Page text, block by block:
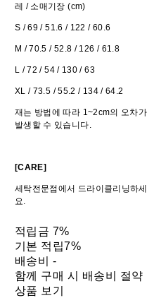
레 / 소매기장 (cm)
S / 69 / 51.6 / 122 / 60.6
M / 70.5 / 52.8 / 126 / 61.8
L / 72 / 54 / 130 / 63
XL / 73.5 / 55.2 / 134 / 64.2
재는 방법에 따라 1~2cm의 오차가
발생할 수 있습니다.
[CARE]
세탁전문점에서 드라이클리닝하세
요.
적립금 7%
기본 적립7%
배송비 -
함께 구매 시 배송비 절약
상품 보기